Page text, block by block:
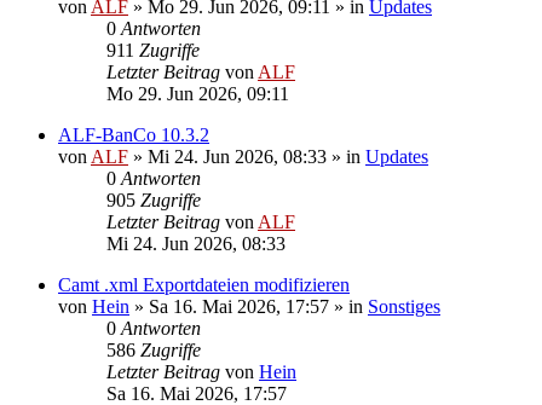
von ALF » Mo 29. Jun 2026, 09:11 » in Updates
0 Antworten
911 Zugriffe
Letzter Beitrag von ALF
Mo 29. Jun 2026, 09:11
ALF-BanCo 10.3.2
von ALF » Mi 24. Jun 2026, 08:33 » in Updates
0 Antworten
905 Zugriffe
Letzter Beitrag von ALF
Mi 24. Jun 2026, 08:33
Camt .xml Exportdateien modifizieren
von Hein » Sa 16. Mai 2026, 17:57 » in Sonstiges
0 Antworten
586 Zugriffe
Letzter Beitrag von Hein
Sa 16. Mai 2026, 17:57